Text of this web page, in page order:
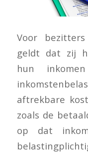
Voor
geldt dat zij
hun
aftrekbare
zoals de
op dat